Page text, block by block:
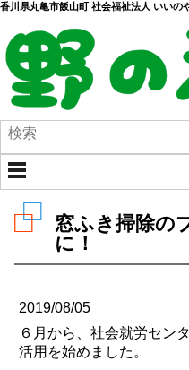
香川県丸亀市飯山町 社会福祉法人 いいの
窓ふき掃除の
に！
2019/08/05
６月から、社会就労セン
活用を始めました。